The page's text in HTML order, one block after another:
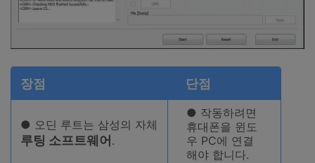
장점 단점
● 오딘 루트는 삼성의 자체
루팅 소프트웨어 .
● 작동하려면
휴대폰을 윈도
우 PC에 연결
해야 합니다.